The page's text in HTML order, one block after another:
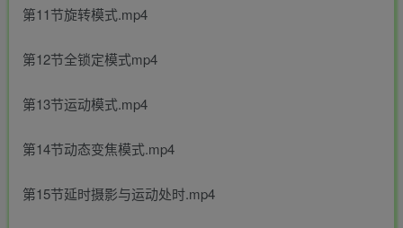
第11节旋转模式.mp4
第12节全锁定模式mp4
第13节运动模式.mp4
第14节动态变焦模式.mp4
第15节延时摄影与运动处时.mp4